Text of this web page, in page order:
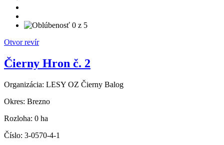
Otvor revír
Čierny Hron č. 2
Organizácia: LESY OZ Čierny Balog
Okres: Brezno
Rozloha: 0 ha
Číslo: 3-0570-4-1